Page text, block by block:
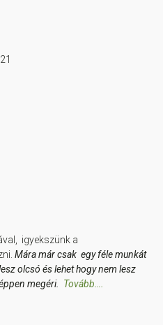
igyekszünk a
Mára már csak egy féle munkát
olcsó és lehet hogy nem lesz
megéri. Tovább….